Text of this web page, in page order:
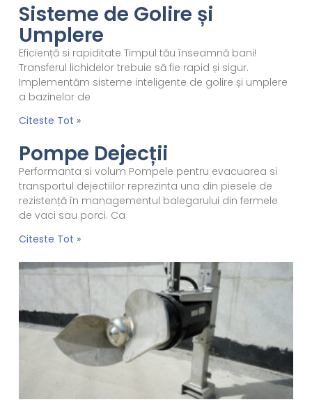
Sisteme de Golire și
Umplere
Eficiență si rapiditate Timpul tău înseamnă bani!
Transferul lichidelor trebuie să fie rapid și sigur.
Implementăm sisteme inteligente de golire și umplere
a bazinelor de
Citeste Tot »
Pompe Dejecții
Performanta si volum Pompele pentru evacuarea si
transportul dejectiilor reprezinta una din piesele de
rezistență în managementul balegarului din fermele
de vaci sau porci. Ca
Citeste Tot »